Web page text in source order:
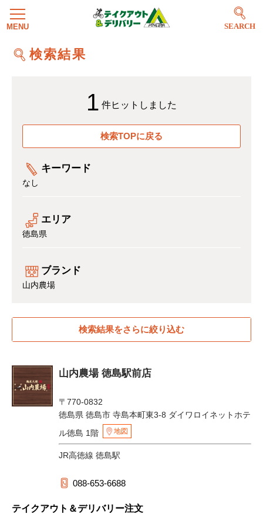
SEARCH
検索結果
1 件ヒットしました
検索TOPに戻る
キーワード
なし
エリア
徳島県
ブランド
山内農場
検索結果をさらに絞り込む
山内農場 徳島駅前店
〒770-0832
徳島県 徳島市 寺島本町東3-8 ダイワロイネットホテ
ル徳島 1階
地図
JR高徳線 徳島駅
088-653-6688
テイクアウト＆デリバリー注文